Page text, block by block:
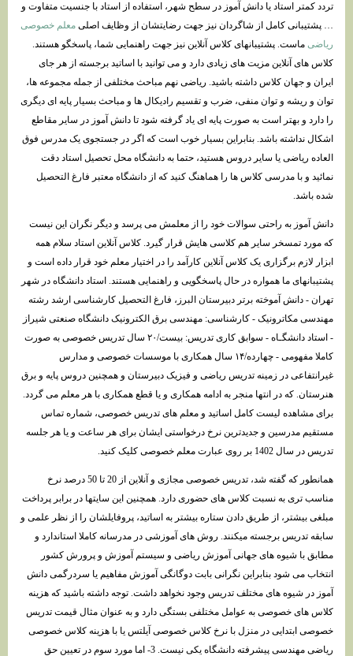
تردد کمتر استاد یا دانش آموز در سطح شهر، استفاده از استاد با جنسیت متفاوت و
… پشتیبانی کامل از شاگردان نیز جهت رضایتشان از وظایف اصلی معلم خصوصی
ریاضی ماست. پشتیبانهای کلاس آنلاین نیز جهت راهنمایی شما، پاسخگو هستند.
کلاس های آنلاین مزیت های زیادی دارد و می توانید با اساتید برجسته از هر جای
ایران و جهان کلاس داشته باشید. ریاضی نهم مباحث مختلفی از جمله مجموعه ها،
توان و ریشه و توان منفی، ضرب و تقسیم رادیکال ها و مباحث بسیار پایه ای دیگری
را دارد و بهتر است به صورت پایه ای یاد گرفته شود تا دانش آموز در سایر مقاطع
اشکال نداشته باشد. بنابراین بسیار خوب است که اگر در جستجوی یک مدرس فوق
العاده ریاضی یا سایر دروس هستید، حتما به دانشگاه محل تحصیل استاد دقت
نمائید و با مدرسی کلاس ها را هماهنگ کنید که از دانشگاه معتبر فارغ التحصیل
شده باشد.
دانش آموز به راحتی سوالات خود را از معلمش می پرسد و دیگر نگران این نیست
که مورد تمسخر سایر هم کلاسی هایش قرار گیرد. کلاس آنلاین استاد سلام همه
ابزار لازم برگزاری یک کلاس آنلاین کارآمد را در اختیار معلم خود قرار داده است و
پشتیبانهای ما همواره در حال پاسخگویی و راهنمایی هستند. استاد دانشگاه در شهر
تهران - دانش آموخته برتر دبیرستان البرز، فارغ التحصیل کارشناسی ارشد رشته
مهندسی مکاترونیک - کارشناسی: مهندسی برق الکترونیک دانشگاه صنعتی شیراز
- استاد دانشگـاه - سوابق کاری تدریس: بیست/۲۰ سال تدریس خصوصی به صورت
کاملا مفهومی - چهارده/۱۴ سال همکاری با موسسات خصوصی و مدارس
غیرانتفاعی در زمینه تدریس ریاضی و فیزیک دبیرستان و همچنین دروس پایه و برق
هنرستان. که در انتها منجر به ادامه همکاری و یا قطع همکاری با هر معلم می گردد.
برای مشاهده لیست کامل اساتید و معلم های تدریس خصوصی، شماره تماس
مستقیم مدرسین و جدیدترین نرخ درخواستی ایشان برای هر ساعت و یا هر جلسه
تدریس در سال 1402 بر روی عبارت معلم خصوصی کلیک کنید.
همانطور که گفته شد، تدریس خصوصی مجازی و آنلاین از 20 تا 50 درصد نرخ
مناسب تری به نسبت کلاس های حضوری دارد. همچنین این سایتها در برابر پرداخت
مبلغی بیشتر، از طریق دادن ستاره بیشتر به اساتید، پروفایلشان را از نظر علمی و
سابقه تدریس برجسته میکنند. روش های آموزشی در مدرسانه کاملا استاندارد و
مطابق با شیوه های جهانی آموزش ریاضی و سیستم آموزش و پرورش کشور
انتخاب می شود بنابراین نگرانی بابت دوگانگی آموزش مفاهیم یا سردرگمی دانش
آموز در شیوه های مختلف تدریس وجود نخواهد داشت. توجه داشته باشید که هزینه
کلاس های خصوصی به عوامل مختلفی بستگی دارد و به عنوان مثال قیمت تدریس
خصوصی ابتدایی در منزل با نرخ کلاس خصوصی آیلتس یا با هزینه کلاس خصوصی
ریاضی مهندسی پیشرفته دانشگاه یکی نیست. 3- اما مورد سوم در تعیین حق